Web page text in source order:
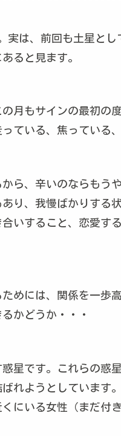
実は、前回も土星と
ると見ます。
月もサインの最初の
ている、焦っている
から、辛いのならもう
り、我慢ばかりする
いすること、恋愛す
めには、関係を一歩
かどうか・・・
星です。これらの惑
れようとしています
にいる女性（まだ付